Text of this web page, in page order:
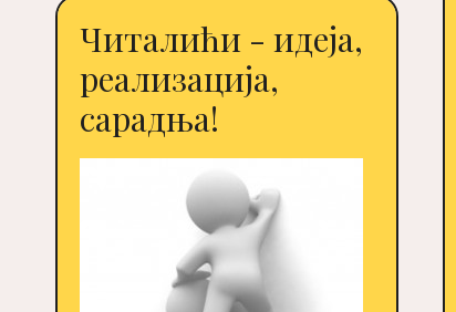
Читалићи - идеја,
реализација,
сарадња!